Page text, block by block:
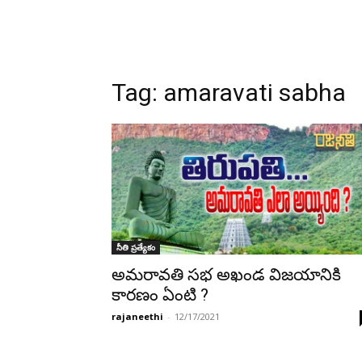
Tag: amaravati sabha
నీతి ప్రత్యేకం
అమరావతి సభ అఖండ విజయానికి
కారణం ఏంటి ?
rajaneethi - 12/17/2021